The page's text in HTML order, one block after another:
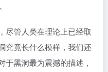
管人类在理论上已经取
究竟长什么模样，我们还
于黑洞最为震撼的描述，